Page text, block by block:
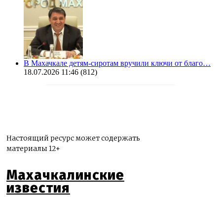
В Махачкале детям-сиротам вручили ключи от благо…
18.07.2026 11:46 (812)
Настоящий ресурс может содержать
материалы 12+
Махачкалинские
известия